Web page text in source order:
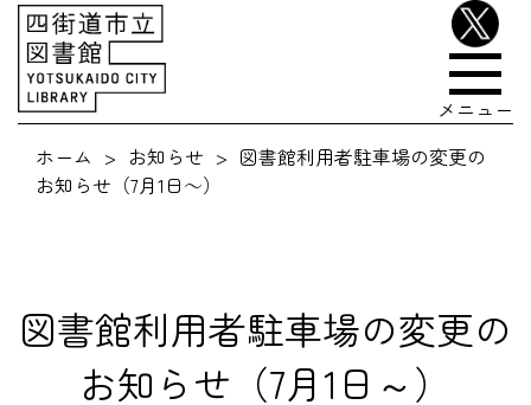
メニュー
ホーム
お知らせ
図書館利用者駐車場の変更の
お知らせ（7月1日～）
図書館利用者駐車場の変更の
お知らせ（7月1日～）